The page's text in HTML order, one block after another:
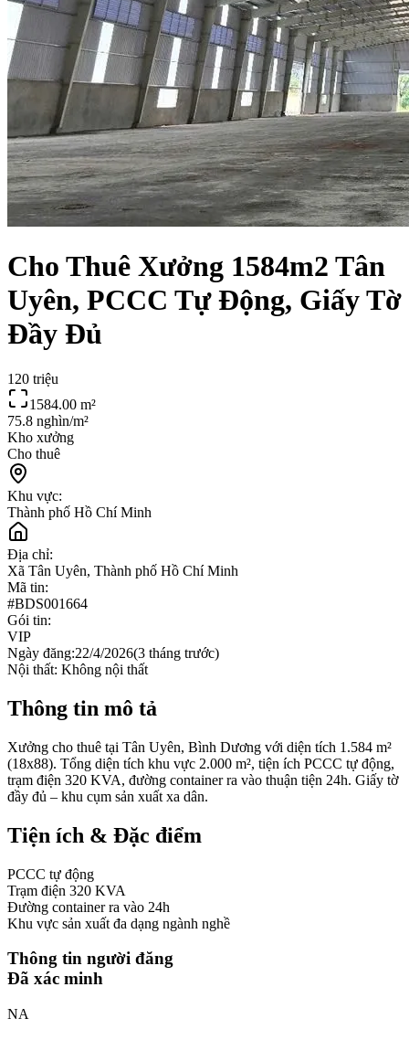
Cho Thuê Xưởng 1584m2 Tân
Uyên, PCCC Tự Động, Giấy Tờ
Đầy Đủ
120 triệu
1584.00 m²
75.8 nghìn/m²
Kho xưởng
Cho thuê
Khu vực:
Thành phố Hồ Chí Minh
Địa chỉ:
Xã Tân Uyên, Thành phố Hồ Chí Minh
Mã tin:
#BDS001664
Gói tin:
VIP
Ngày đăng:22/4/2026(3 tháng trước)
Nội thất: Không nội thất
Thông tin mô tả
Xưởng cho thuê tại Tân Uyên, Bình Dương với diện tích 1.584 m²
(18x88). Tổng diện tích khu vực 2.000 m², tiện ích PCCC tự động,
trạm điện 320 KVA, đường container ra vào thuận tiện 24h. Giấy tờ
đầy đủ – khu cụm sản xuất xa dân.
Tiện ích & Đặc điểm
PCCC tự động
Trạm điện 320 KVA
Đường container ra vào 24h
Khu vực sản xuất đa dạng ngành nghề
Thông tin người đăng
Đã xác minh
NA